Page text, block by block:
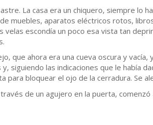
La casa era un chiquero, siempre lo
muebles, aparatos eléctricos rotos,
velas escondía un poco esa vista tan
que ahora era una cueva oscura y
siguiendo las indicaciones que le había
para bloquear el ojo de la cerradura. Se
de un agujero en la puerta,